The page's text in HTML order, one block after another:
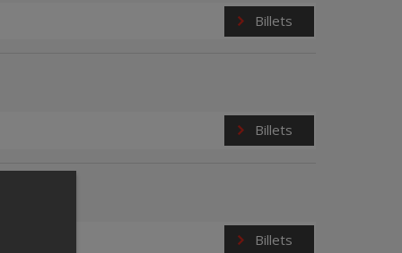
Billets
Billets
Billets